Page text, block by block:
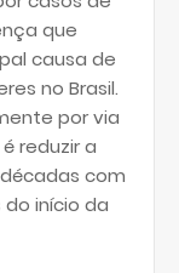
que
causa de
no Brasil.
por via
reduzir a
com
início da